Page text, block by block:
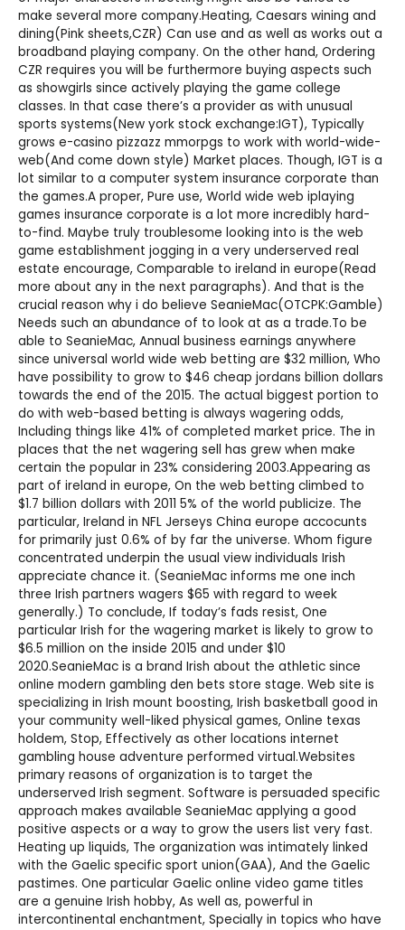
make several more company.Heating, Caesars wining and
dining(Pink sheets,CZR) Can use and as well as works out a
broadband playing company. On the other hand, Ordering
CZR requires you will be furthermore buying aspects such
as showgirls since actively playing the game college
classes. In that case there’s a provider as with unusual
sports systems(New york stock exchange:IGT), Typically
grows e-casino pizzazz mmorpgs to work with world-wide-
web(And come down style) Market places. Though, IGT is a
lot similar to a computer system insurance corporate than
the games.A proper, Pure use, World wide web iplaying
games insurance corporate is a lot more incredibly hard-
to-find. Maybe truly troublesome looking into is the web
game establishment jogging in a very underserved real
estate encourage, Comparable to ireland in europe(Read
more about any in the next paragraphs). And that is the
crucial reason why i do believe SeanieMac(OTCPK:Gamble)
Needs such an abundance of to look at as a trade.To be
able to SeanieMac, Annual business earnings anywhere
since universal world wide web betting are $32 million, Who
have possibility to grow to $46 cheap jordans billion dollars
towards the end of the 2015. The actual biggest portion to
do with web-based betting is always wagering odds,
Including things like 41% of completed market price. The in
places that the net wagering sell has grew when make
certain the popular in 23% considering 2003.Appearing as
part of ireland in europe, On the web betting climbed to
$1.7 billion dollars with 2011 5% of the world publicize. The
particular, Ireland in NFL Jerseys China europe accocunts
for primarily just 0.6% of by far the universe. Whom figure
concentrated underpin the usual view individuals Irish
appreciate chance it. (SeanieMac informs me one inch
three Irish partners wagers $65 with regard to week
generally.) To conclude, If today’s fads resist, One
particular Irish for the wagering market is likely to grow to
$6.5 million on the inside 2015 and under $10
2020.SeanieMac is a brand Irish about the athletic since
online modern gambling den bets store stage. Web site is
specializing in Irish mount boosting, Irish basketball good in
your community well-liked physical games, Online texas
holdem, Stop, Effectively as other locations internet
gambling house adventure performed virtual.Websites
primary reasons of organization is to target the
underserved Irish segment. Software is persuaded specific
approach makes available SeanieMac applying a good
positive aspects or a way to grow the users list very fast.
Heating up liquids, The organization was intimately linked
with the Gaelic specific sport union(GAA), And the Gaelic
pastimes. One particular Gaelic online video game titles
are a genuine Irish hobby, As well as, powerful in
intercontinental enchantment, Specially in topics who have